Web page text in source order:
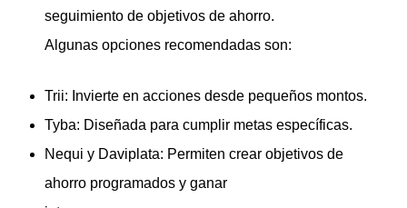
seguimiento de objetivos de ahorro.
Algunas opciones recomendadas son:
Trii: Invierte en acciones desde pequeños montos.
Tyba: Diseñada para cumplir metas específicas.
Nequi y Daviplata: Permiten crear objetivos de
ahorro programados y ganar